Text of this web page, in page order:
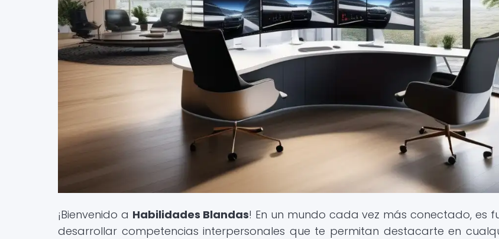
¡Bienvenido a Habilidades Blandas! En un mundo cada vez más conectado, es
desarrollar competencias interpersonales que te permitan destacarte en